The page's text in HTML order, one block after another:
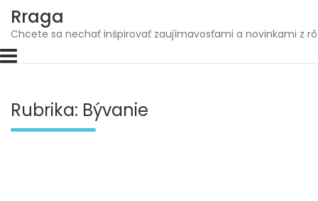
content
Rraga
Chcete sa nechať inšpirovať zaujímavosťami a novinkami z
Rubrika: Bývanie